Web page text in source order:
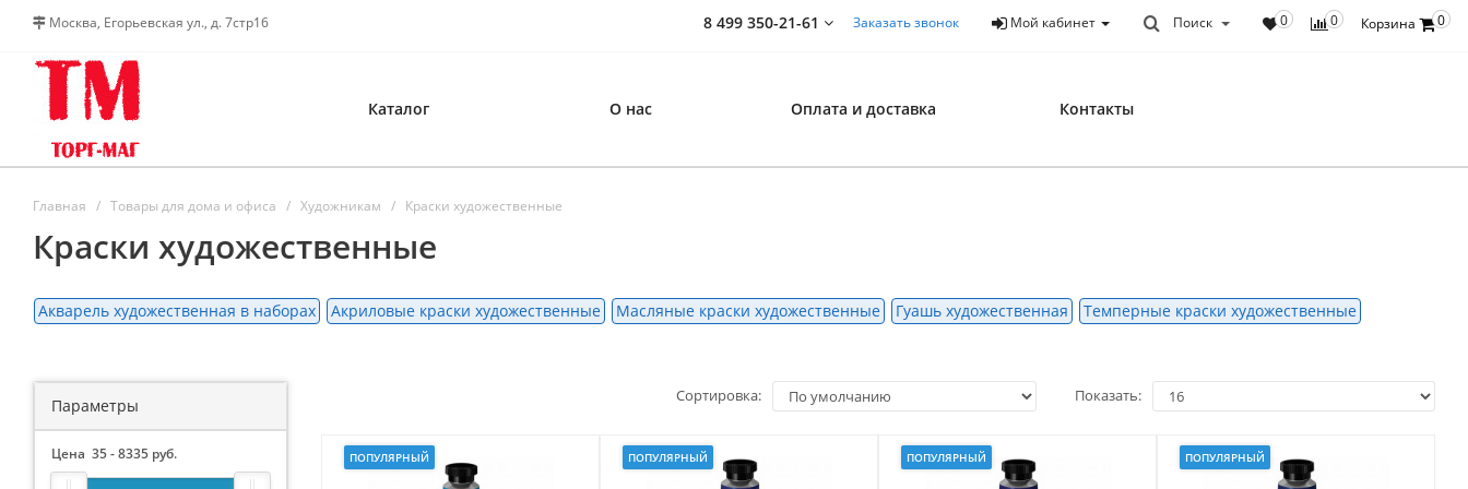
Москва, Егорьевская ул., д. 7стр16 Корзина 0
0
0
Поиск
Мой кабинет
8 499 350-21-61 Заказать звонок
Каталог О нас Оплата и доставка Контакты
Главная Товары для дома и офиса Художникам Краски художественные
Краски художественные
Акварель художественная в наборах Акриловые краски художественные Масляные краски художественные Гуашь художественная Темперные краски художественные
Показать:
Сортировка:
ПОПУЛЯРНЫЙ ПОПУЛЯРНЫЙ ПОПУЛЯРНЫЙ ПОПУЛЯРНЫЙ
Параметры
Цена 35-8335 руб.